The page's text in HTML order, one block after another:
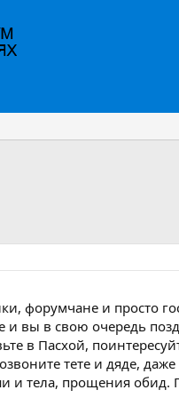
форумчане и просто
вы в свою очередь
в Пасхой,
тете и дяде,
тела, прощения обид.